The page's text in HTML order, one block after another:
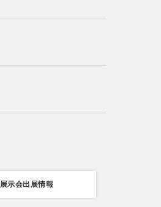
展示会出展情報